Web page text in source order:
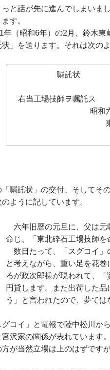
と話が先に進んでしまいま
す。
（昭和6年）の2月、鈴木東
状」を送ります。それは次の
嘱託状
宮沢
右当工場技師ヲ嘱託ス
昭和六年二
東北砕石
主 鈴
嘱託状」の交付、そしてそ
ように記しています。
六年旧暦の元旦に、父は元
命じ、「東北砕石工場技師を
数日たって、「スグコイ」
と考えながら、重い足を花
ろが政次郎様が現われて、
円貸します。また出荷した
う」と言われたので、夢では
コイ」と電報で陸中松川か
沢家の関係が表れています
が当然立場は上のはずです